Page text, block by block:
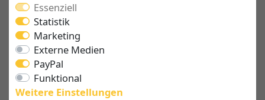
Essenziell
Statistik
Marketing
Externe Medien
PayPal
Funktional
Weitere Einstellungen